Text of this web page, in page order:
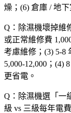
燥；(6) 倉庫 / 地下
Q：除濕機壞掉維
或正常維修費
考慮維修；(3) 5-8
5,000-12,000；(4)
更省電。
Q：除濕機選「 一
級 vs 三級每年電